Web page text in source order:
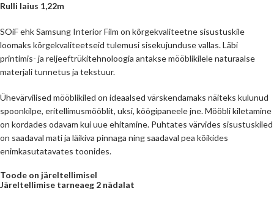
Rulli laius 1,22m
SOiF ehk Samsung Interior Film on kõrgekvaliteetne sisustuskile
loomaks kõrgekvaliteetseid tulemusi sisekujunduse vallas. Läbi
printimis- ja reljeeftrükitehnoloogia antakse mööblikilele naturaalse
materjali tunnetus ja tekstuur.
Ühevärvilised mööblikiled on ideaalsed värskendamaks näiteks kulunud
spoonkilpe, eritellimusmööblit, uksi, köögipaneele jne. Mööbli kiletamine
on kordades odavam kui uue ehitamine. Puhtates värvides sisustuskiled
on saadaval mati ja läikiva pinnaga ning saadaval pea kõikides
enimkasutatavates toonides.
Toode on järeltellimisel
Järeltellimise tarneaeg 2 nädalat